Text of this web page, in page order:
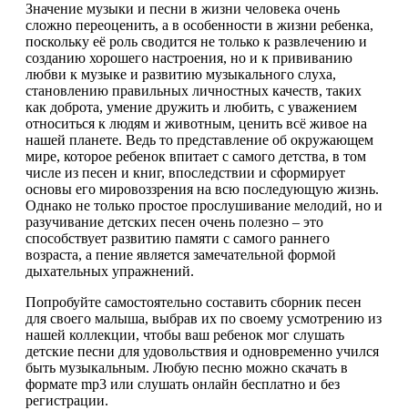
Значение музыки и песни в жизни человека очень
сложно переоценить, а в особенности в жизни ребенка,
поскольку её роль сводится не только к развлечению и
созданию хорошего настроения, но и к прививанию
любви к музыке и развитию музыкального слуха,
становлению правильных личностных качеств, таких
как доброта, умение дружить и любить, с уважением
относиться к людям и животным, ценить всё живое на
нашей планете. Ведь то представление об окружающем
мире, которое ребенок впитает с самого детства, в том
числе из песен и книг, впоследствии и сформирует
основы его мировоззрения на всю последующую жизнь.
Однако не только простое прослушивание мелодий, но и
разучивание детских песен очень полезно – это
способствует развитию памяти с самого раннего
возраста, а пение является замечательной формой
дыхательных упражнений.
Попробуйте самостоятельно составить сборник песен
для своего малыша, выбрав их по своему усмотрению из
нашей коллекции, чтобы ваш ребенок мог слушать
детские песни для удовольствия и одновременно учился
быть музыкальным. Любую песню можно скачать в
формате mp3 или слушать онлайн бесплатно и без
регистрации.